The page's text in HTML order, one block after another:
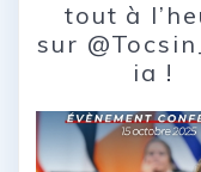
tout à
sur
ia !